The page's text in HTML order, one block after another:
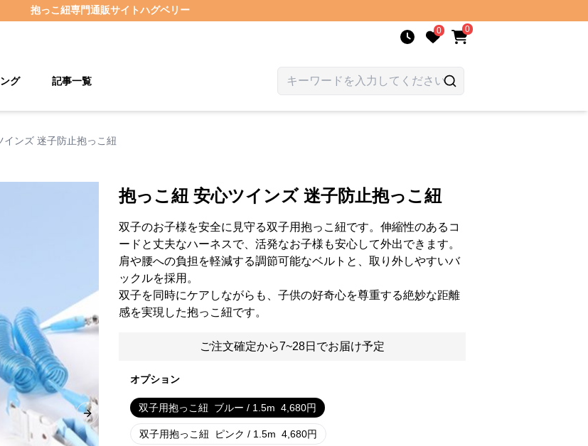
抱っこ紐専門通販サイトハグベリー
0 0
グ 記事一覧
インズ 迷子防止抱っこ紐
Next slide
抱っこ紐 安心ツインズ 迷子防止抱っこ紐
双子のお子様を安全に見守る双子用抱っこ紐です。伸縮性のあるコ
ードと丈夫なハーネスで、活発なお子様も安心して外出できます。
肩や腰への負担を軽減する調節可能なベルトと、取り外しやすいバ
ックルを採用。
双子を同時にケアしながらも、子供の好奇心を尊重する絶妙な距離
感を実現した抱っこ紐です。
ご注文確定から7~28日でお届け予定
オプション
双子用抱っこ紐 ブルー / 1.5m 4,680円
双子用抱っこ紐 ピンク / 1.5m 4,680円